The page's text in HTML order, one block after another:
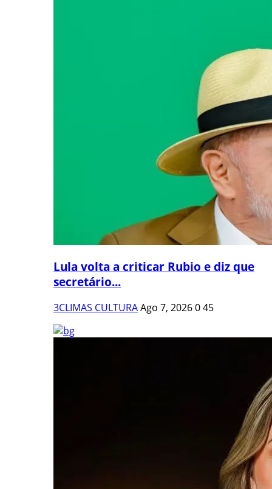
Lula volta a criticar Rubio e diz que
secretário...
3CLIMAS CULTURAAgo 7, 2026045